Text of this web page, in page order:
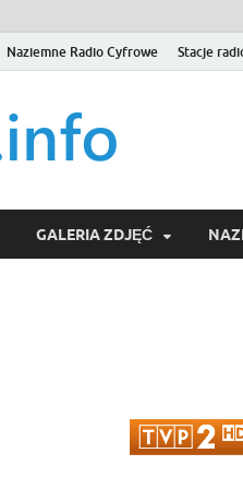
Naziemne Radio Cyfrowe Stacje
GALERIA ZDJĘĆ